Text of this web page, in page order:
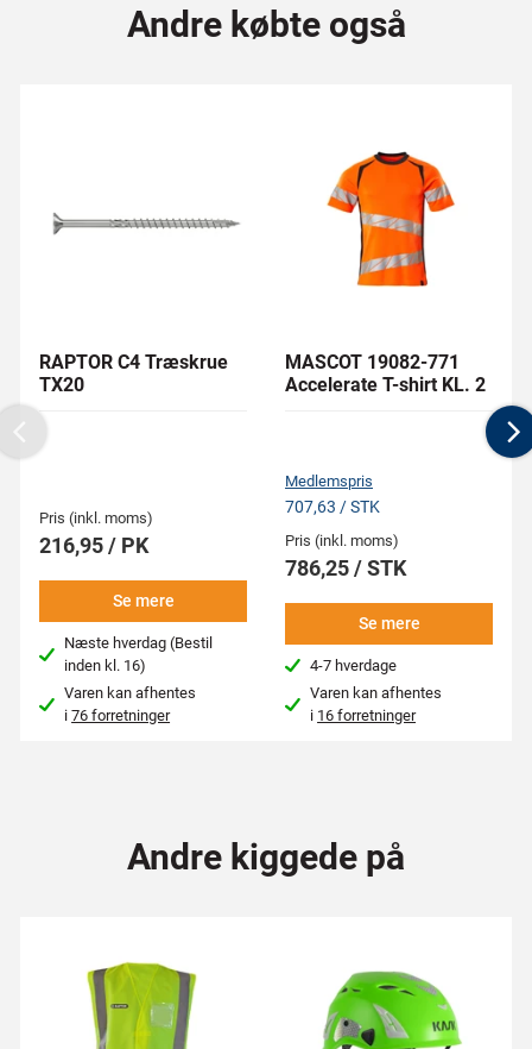
Andre købte også
RAPTOR C4 Træskrue
TX20
Pris (inkl. moms)
216,95 / PK
Se mere
Næste hverdag (Bestil
inden kl. 16)
Varen kan afhentes
i76 forretninger
MASCOT 19082-771
Accelerate T-shirt KL. 2
Medlemspris
707,63 / STK
Pris (inkl. moms)
786,25 / STK
Se mere
4-7 hverdage
Varen kan afhentes
i 16 forretninger
Previous
Andre kiggede på